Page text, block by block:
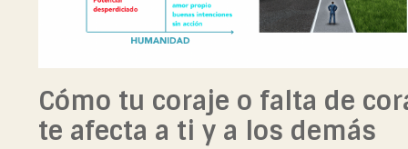
Cómo tu coraje o falta de
te afecta a ti y a los demás